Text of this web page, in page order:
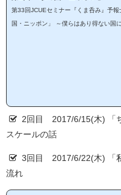
第33回JCUEセミナー『くま呑み』予
国・ニッポン」 ～僕らはあり得ない国
2回目 2017/6/15(木) 「
スケールの話
3回目 2017/6/22(木) 「
流れ